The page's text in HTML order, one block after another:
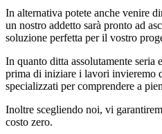
In alternativa potete anche venire
un nostro addetto sarà pronto ad
soluzione perfetta per il vostro
In quanto ditta assolutamente seria
prima di iniziare i lavori invieremo
specializzati per comprendere a
Inoltre scegliendo noi, vi
costo zero.